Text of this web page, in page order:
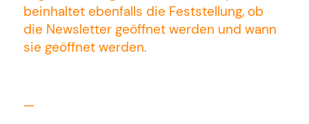
beinhaltet ebenfalls die Feststellung, ob
die Newsletter geöffnet werden und wann
sie geöffnet werden.
—